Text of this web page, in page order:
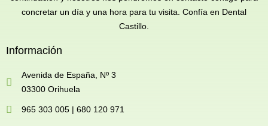
concretar un día y una hora para tu visita. Confía en Dental
Castillo.
Información
Avenida de España, Nº 3
03300 Orihuela
965 303 005 | 680 120 971